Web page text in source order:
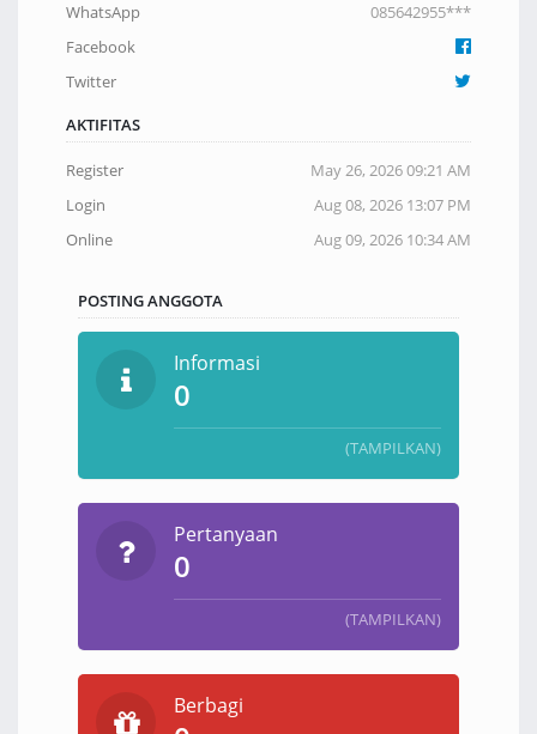
WhatsApp
085642955***
Facebook
Twitter
AKTIFITAS
Register
May 26, 2026 09:21 AM
Login
Aug 08, 2026 13:07 PM
Online
Aug 09, 2026 10:34 AM
POSTING ANGGOTA
Informasi
0
(TAMPILKAN)
Pertanyaan
0
(TAMPILKAN)
Berbagi